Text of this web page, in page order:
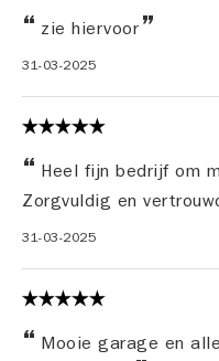
zie hiervoor
31-03-2025
Heel fijn bedrijf om
Zorgvuldig en
31-03-2025
Mooie garage en